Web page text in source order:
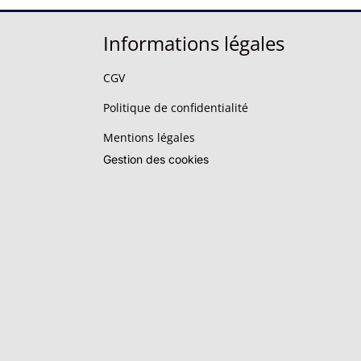
Informations légales
CGV
Politique de confidentialité
Mentions légales
Gestion des cookies